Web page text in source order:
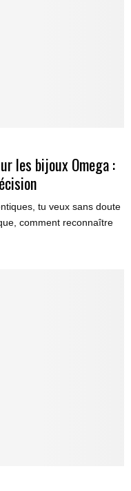
les bijoux Omega :
tu veux sans doute
comment reconnaître